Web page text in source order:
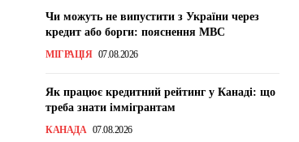
Чи можуть не випустити з України через
кредит або борги: пояснення МВС
МІГРАЦІЯ 07.08.2026
Як працює кредитний рейтинг у Канаді: що
треба знати іммігрантам
КАНАДА 07.08.2026